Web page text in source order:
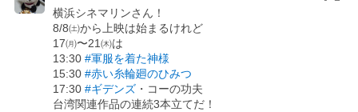
横浜シネマリンさん！
8/8㈯から上映は始まるけれど
17㈪〜21㈭は
13:30#軍服を着た神様
15:30#赤い糸輪廻のひみつ
17:30#ギデンズ ・コーの功夫
台湾関連作品の連続3本立てだ！